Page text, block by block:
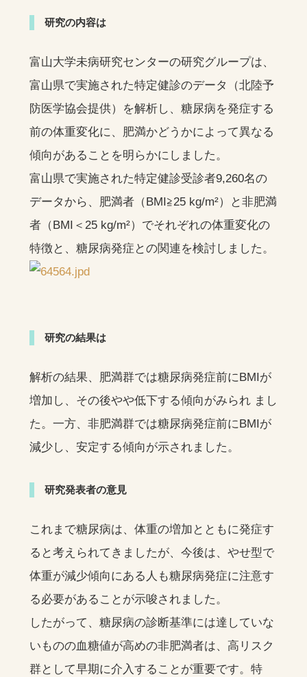
研究の内容は
富山大学未病研究センターの研究グループは、
富山県で実施された特定健診のデータ（北陸予
防医学協会提供）を解析し、糖尿病を発症する
前の体重変化に、肥満かどうかによって異なる
傾向があることを明らかにしました。
富山県で実施された特定健診受診者9,260名の
データから、肥満者（BMI≧25 kg/m²）と非肥満
者（BMI＜25 kg/m²）でそれぞれの体重変化の
特徴と、糖尿病発症との関連を検討しました。
研究の結果は
解析の結果、肥満群では糖尿病発症前にBMIが
増加し、その後やや低下する傾向がみられ まし
た。一方、非肥満群では糖尿病発症前にBMIが
減少し、安定する傾向が示されました。
研究発表者の意見
これまで糖尿病は、体重の増加とともに発症す
ると考えられてきましたが、今後は、やせ型で
体重が減少傾向にある人も糖尿病発症に注意す
る必要があることが示唆されました。
したがって、糖尿病の診断基準には達していな
いものの血糖値が高めの非肥満者は、高リスク
群として早期に介入することが重要です。特